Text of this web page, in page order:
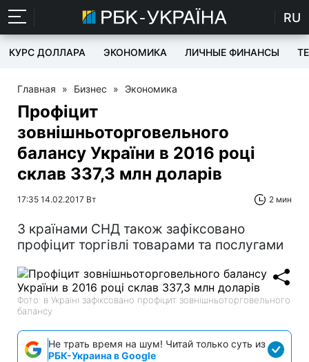
RU
КУРС ДОЛЛАРА ЭКОНОМИКА ЛИЧНЫЕ ФИНАНСЫ
Главная » Бизнес » Экономика
Профіцит
зовнішньоторговельного
балансу України в 2016 році
склав 337,3 млн доларів
17:35 14.02.2017 Вт 2 мин
З країнами СНД також зафіксовано
профіцит торгівлі товарами та послугами
Фото: в Україні зафіксовано профіцит зовнішньоторговельного
балансу
Не трать время на шум! Читай только суть из
РБК-Украина в Google